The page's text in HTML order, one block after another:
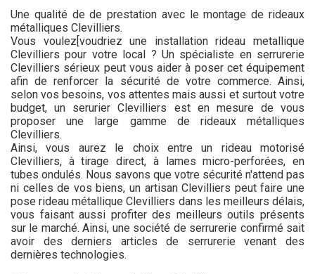
Une qualité de de prestation avec le montage de rideaux
métalliques Clevilliers.
Vous voulez[voudriez une installation rideau metallique
Clevilliers pour votre local ? Un spécialiste en serrurerie
Clevilliers sérieux peut vous aider à poser cet équipement
afin de renforcer la sécurité de votre commerce. Ainsi,
selon vos besoins, vos attentes mais aussi et surtout votre
budget, un serurier Clevilliers est en mesure de vous
proposer une large gamme de rideaux métalliques
Clevilliers.
Ainsi, vous aurez le choix entre un rideau motorisé
Clevilliers, à tirage direct, à lames micro-perforées, en
tubes ondulés. Nous savons que votre sécurité n'attend pas
ni celles de vos biens, un artisan Clevilliers peut faire une
pose rideau métallique Clevilliers dans les meilleurs délais,
vous faisant aussi profiter des meilleurs outils présents
sur le marché. Ainsi, une société de serrurerie confirmé sait
avoir des derniers articles de serrurerie venant des
dernières technologies.